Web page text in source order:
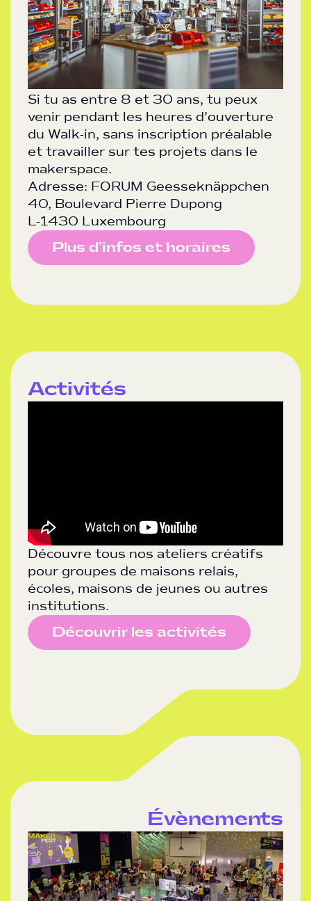
Si tu as entre 8 et 30 ans, tu peux
venir pendant les heures d’ouverture
du Walk-in, sans inscription préalable
et travailler sur tes projets dans le
makerspace.
Adresse: FORUM Geesseknäppchen
40, Boulevard Pierre Dupong
L-1430 Luxembourg
Plus d’infos et horaires
Activités
Découvre tous nos ateliers créatifs
pour groupes de maisons relais,
écoles, maisons de jeunes ou autres
institutions.
Découvrir les activités
Évènements